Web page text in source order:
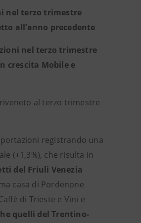
nel terzo trimestre
all’anno precedente
nel terzo trimestre
crescita Mobile e
al terzo trimestre
registrando una
(+1,3%), che risulta in
del Friuli Venezia
casa di Pordenone
di Trieste e Vini e
quelli del Trentino-